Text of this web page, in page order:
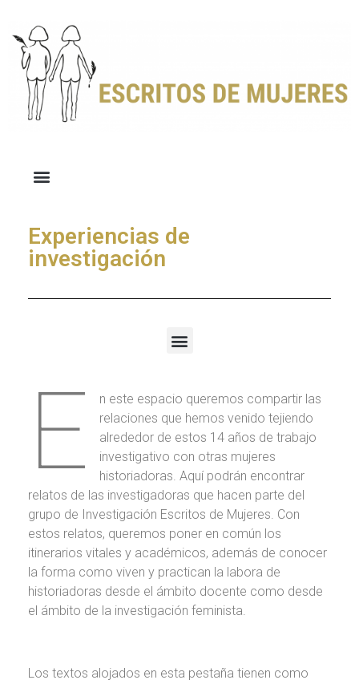
Experiencias de
investigación
E
n este espacio queremos compartir las
relaciones que hemos venido tejiendo
alrededor de estos 14 años de trabajo
investigativo con otras mujeres
historiadoras. Aquí podrán encontrar
relatos de las investigadoras que hacen parte del
grupo de Investigación Escritos de Mujeres. Con
estos relatos, queremos poner en común los
itinerarios vitales y académicos, además de conocer
la forma como viven y practican la labora de
historiadoras desde el ámbito docente como desde
el ámbito de la investigación feminista.
Los textos alojados en esta pestaña tienen como